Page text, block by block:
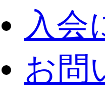
入会
お問